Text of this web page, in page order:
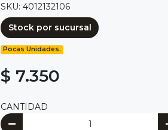
SKU: 4012132106
Stock por sucursal
Pocas Unidades.
$ 7.350
CANTIDAD